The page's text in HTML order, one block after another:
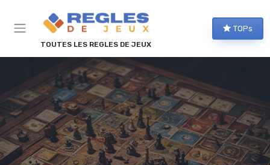
TOUTES LES REGLES DE JEUX
TOPs